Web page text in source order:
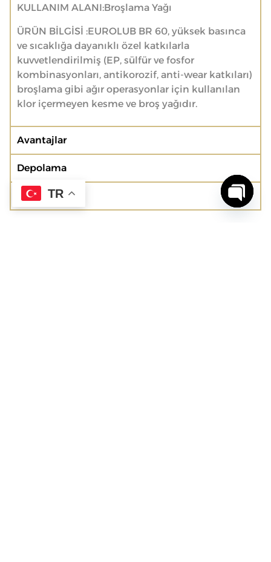
KULLANIM ALANI:Broşlama Yağı
ÜRÜN BİLGİSİ :EUROLUB BR 60, yüksek basınca
ve sıcaklığa dayanıklı özel katkılarla
kuvvetlendirilmiş (EP, sülfür ve fosfor
kombinasyonları, antikorozif, anti-wear katkıları)
broşlama gibi ağır operasyonlar için kullanılan
klor içermeyen kesme ve broş yağıdır.
Avantajlar
Depolama
Stok Kodu
TR
Open